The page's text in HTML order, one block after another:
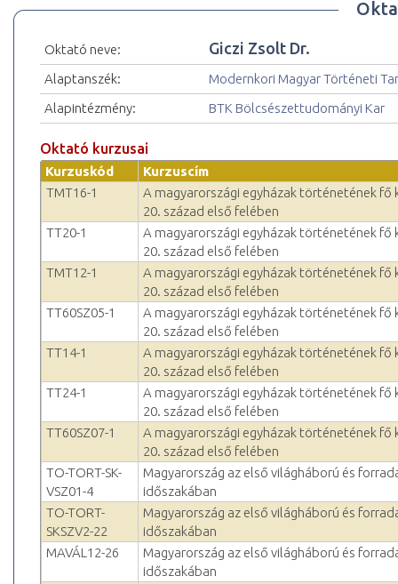
Oktató neve: Giczi Zsolt Dr.
Alaptanszék:
Modernkori Magyar Történeti
Alapintézmény:
BTK Bölcsészettudományi Kar
Oktató kurzusai
Kurzuskód
Kurzuscím
TMT16-1
A magyarországi egyházak történetének fő
20. század első felében
TT20-1
A magyarországi egyházak történetének fő
20. század első felében
TMT12-1
A magyarországi egyházak történetének fő
20. század első felében
TT60SZ05-1
A magyarországi egyházak történetének fő
20. század első felében
TT14-1
A magyarországi egyházak történetének fő
20. század első felében
TT24-1
A magyarországi egyházak történetének fő
20. század első felében
TT60SZ07-1
A magyarországi egyházak történetének fő
20. század első felében
TO-TORT-SK-
VSZ01-4
Magyarország az első világháború és
időszakában
TO-TORT-
SKSZV2-22
Magyarország az első világháború és
időszakában
MAVÁL12-26
Magyarország az első világháború és
időszakában